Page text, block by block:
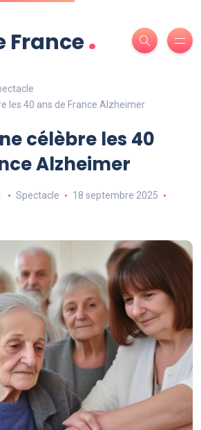
France.
les 40 ans de France Alzheimer
célèbre les 40
Alzheimer
Spectacle
18 septembre 2025